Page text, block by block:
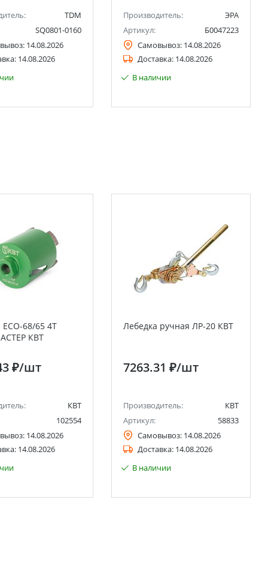
TDM
SQ0801-0160
14.08.2026
14.08.2026
Производитель:
ЭРА
Артикул:
Б0047223
Самовывоз: 14.08.2026
Доставка: 14.08.2026
В наличии
68/65 4T
КВТ
₽/шт
КВТ
102554
14.08.2026
14.08.2026
Лебедка ручная ЛР-20 КВТ
7263.31 ₽/шт
Производитель:
КВТ
Артикул:
58833
Самовывоз: 14.08.2026
Доставка: 14.08.2026
В наличии